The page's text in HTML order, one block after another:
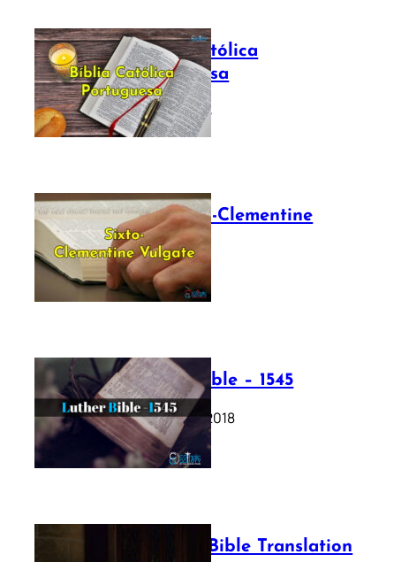
Bíblia Católica
Portuguesa
July 16, 2025
The Sixto-Clementine
Vulgate
July 12, 2025
Luther Bible – 1545
October 17, 2018
Webster Bible Translation